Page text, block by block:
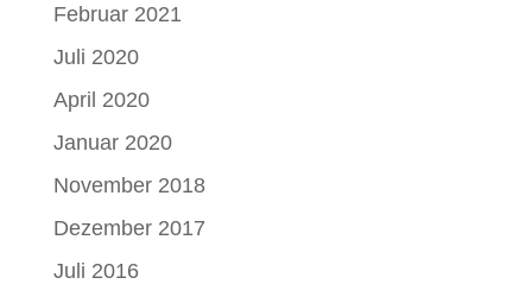
Februar 2021
Juli 2020
April 2020
Januar 2020
November 2018
Dezember 2017
Juli 2016